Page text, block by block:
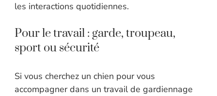
les interactions quotidiennes.
Pour le travail : garde, troupeau,
sport ou sécurité
Si vous cherchez un chien pour vous
accompagner dans un travail de gardiennage